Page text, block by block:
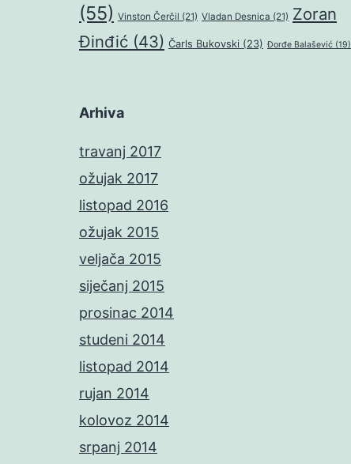
(55) Vinston Čerčil (21) Vladan Desnica (21) Zoran
Đinđić (43) Čarls Bukovski (23) Đorđe Balašević (19)
Arhiva
travanj 2017
ožujak 2017
listopad 2016
ožujak 2015
veljača 2015
siječanj 2015
prosinac 2014
studeni 2014
listopad 2014
rujan 2014
kolovoz 2014
srpanj 2014